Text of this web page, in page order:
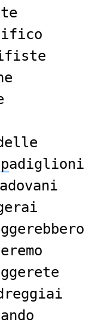
padiglioni
adovani